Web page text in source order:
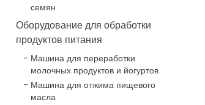
семян
Оборудование для обработки
продуктов питания
Машина для переработки
молочных продуктов и йогуртов
Машина для отжима пищевого
масла